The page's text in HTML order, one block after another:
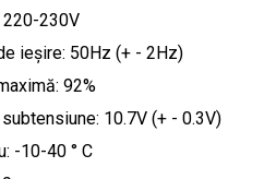
220-230V
ieșire: 50Hz (+ - 2Hz)
92%
10.7V (+ - 0.3V)
-10-40 ° C